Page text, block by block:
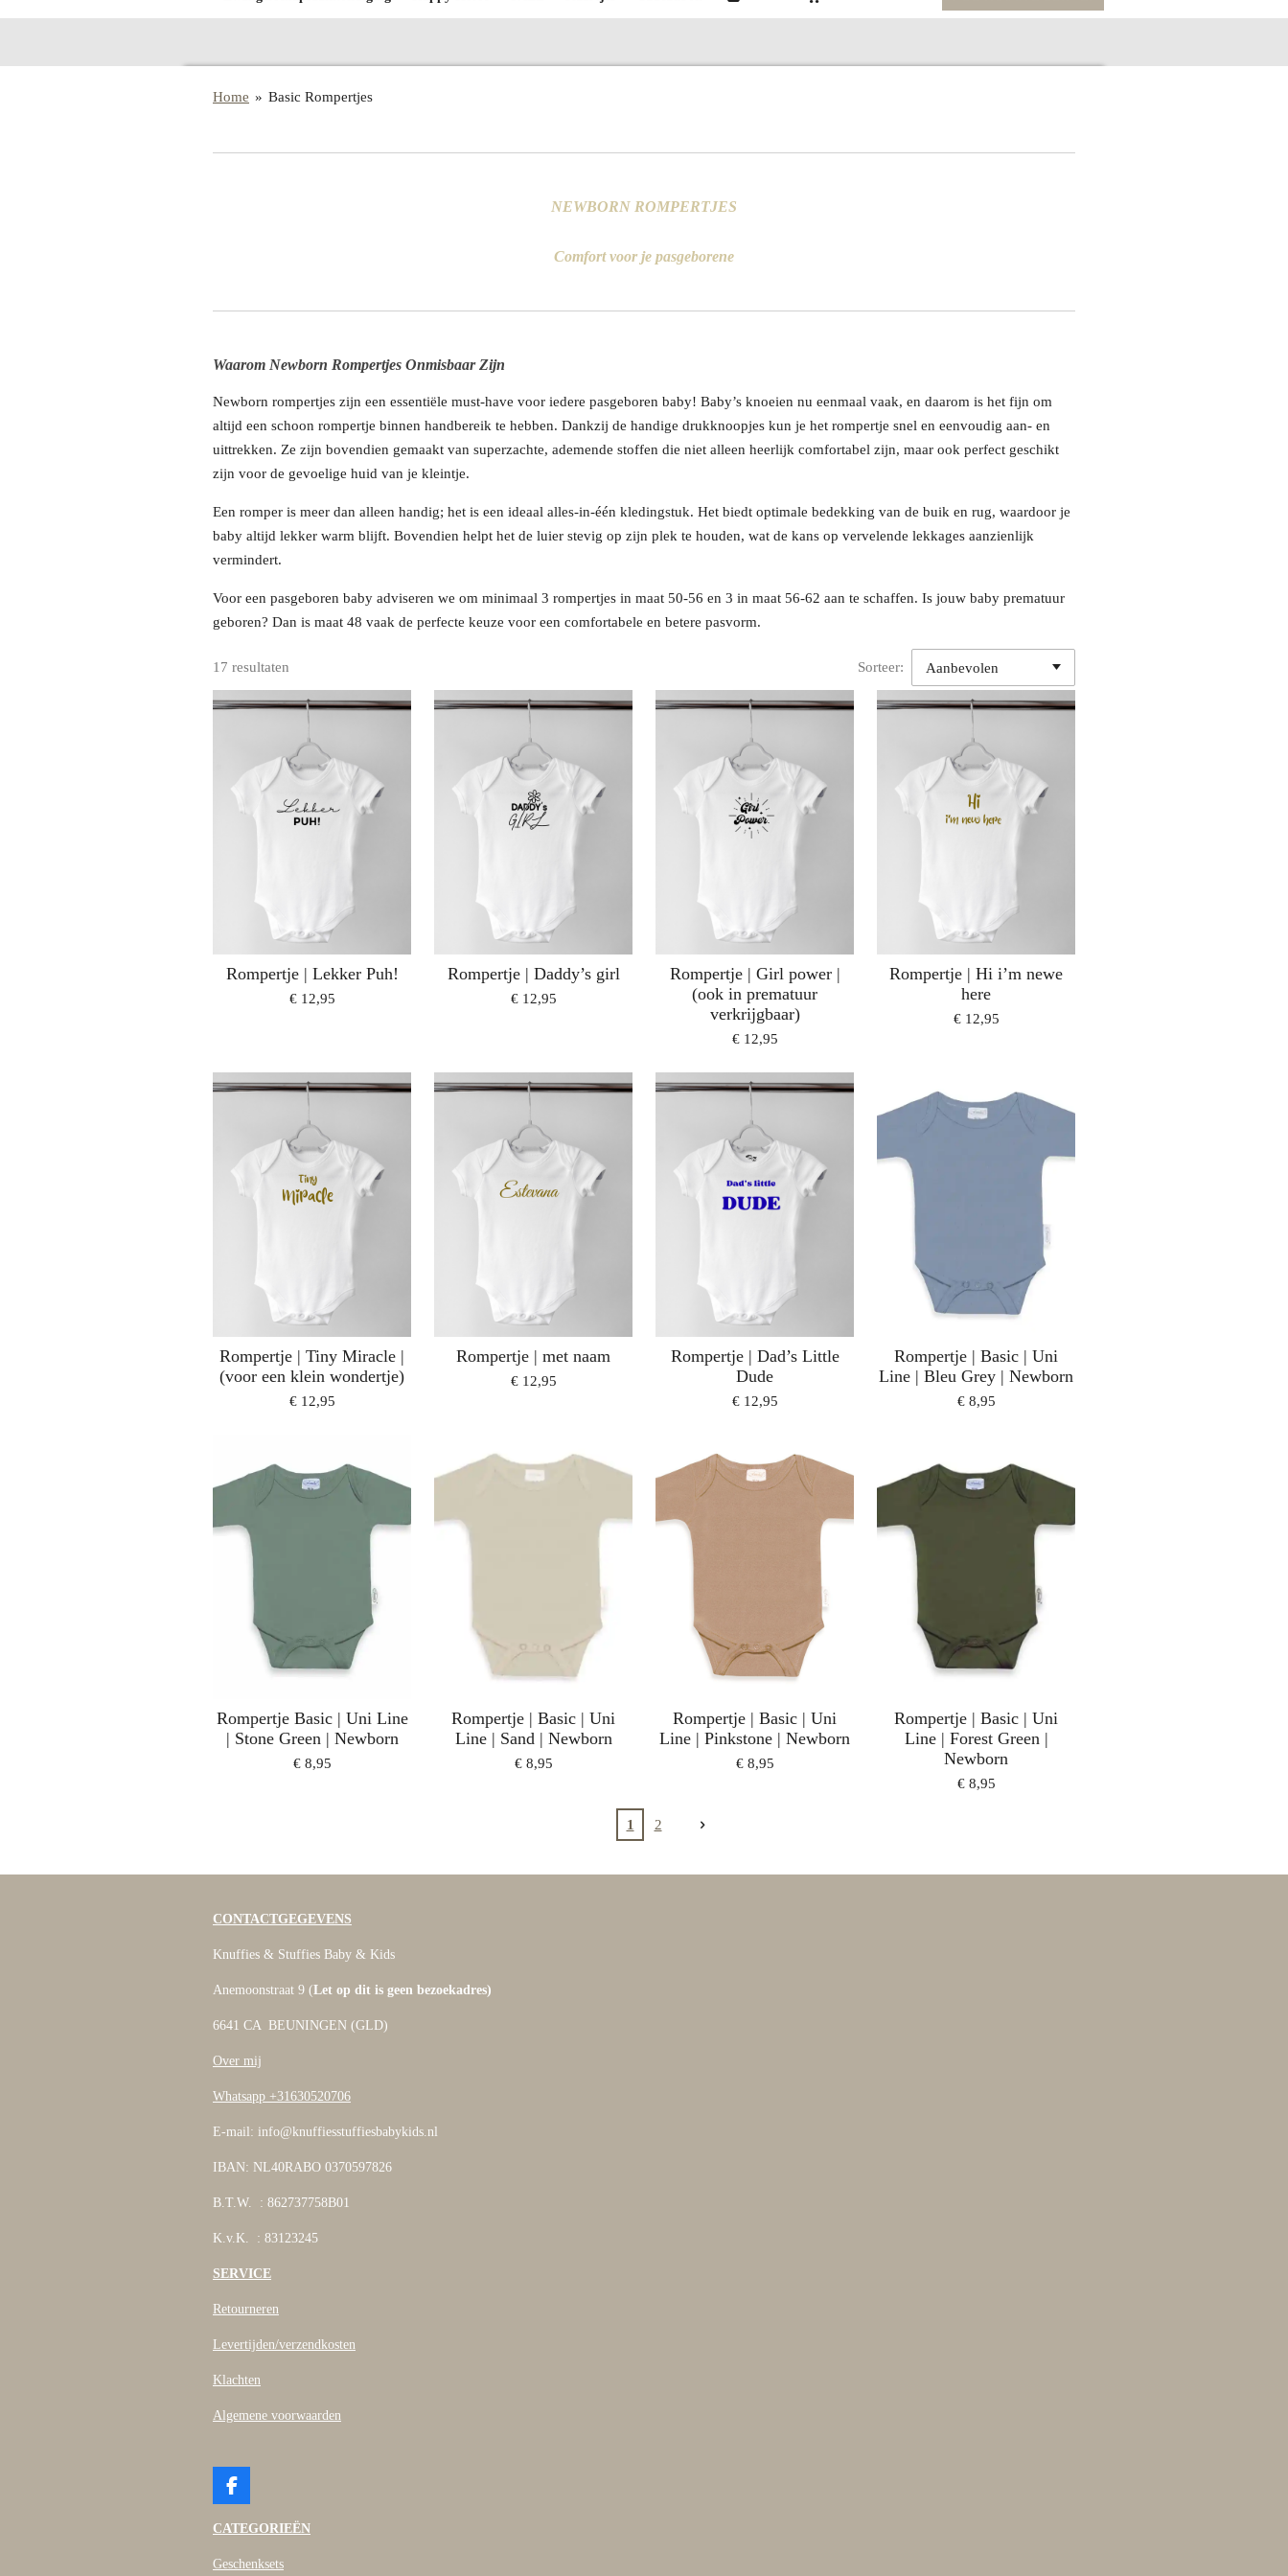
Home » Basic Rompertjes
NEWBORN ROMPERTJES
Comfort voor je pasgeborene
Waarom Newborn Rompertjes Onmisbaar Zijn
Newborn rompertjes zijn een essentiële must-have voor iedere pasgeboren baby! Baby’s knoeien nu eenmaal vaak, en daarom is het fijn om
altijd een schoon rompertje binnen handbereik te hebben. Dankzij de handige drukknoopjes kun je het rompertje snel en eenvoudig aan- en
uittrekken. Ze zijn bovendien gemaakt van superzachte, ademende stoffen die niet alleen heerlijk comfortabel zijn, maar ook perfect geschikt
zijn voor de gevoelige huid van je kleintje.
Een romper is meer dan alleen handig; het is een ideaal alles-in-één kledingstuk. Het biedt optimale bedekking van de buik en rug, waardoor je
baby altijd lekker warm blijft. Bovendien helpt het de luier stevig op zijn plek te houden, wat de kans op vervelende lekkages aanzienlijk
vermindert.
Voor een pasgeboren baby adviseren we om minimaal 3 rompertjes in maat 50-56 en 3 in maat 56-62 aan te schaffen. Is jouw baby prematuur
geboren? Dan is maat 48 vaak de perfecte keuze voor een comfortabele en betere pasvorm.
17 resultaten Sorteer:
Rompertje | Lekker Puh!
€ 12,95
Rompertje | Daddy’s girl
€ 12,95
Rompertje | Girl power |
(ook in prematuur
verkrijgbaar)
€ 12,95
Rompertje | Hi i’m newe
here
€ 12,95
Rompertje | Tiny Miracle |
(voor een klein wondertje)
€ 12,95
Rompertje | met naam
€ 12,95
Rompertje | Dad’s Little
Dude
€ 12,95
Rompertje | Basic | Uni
Line | Bleu Grey | Newborn
€ 8,95
Rompertje Basic | Uni Line
| Stone Green | Newborn
€ 8,95
Rompertje | Basic | Uni
Line | Sand | Newborn
€ 8,95
Rompertje | Basic | Uni
Line | Pinkstone | Newborn
€ 8,95
Rompertje | Basic | Uni
Line | Forest Green |
Newborn
€ 8,95
1 2
CONTACTGEGEVENS
Knuffies & Stuffies Baby & Kids
Anemoonstraat 9 (Let op dit is geen bezoekadres)
6641 CA BEUNINGEN (GLD)
Over mij
Whatsapp +31630520706
E-mail: info@knuffiesstuffiesbabykids.nl
IBAN: NL40RABO 0370597826
B.T.W. : 862737758B01
K.v.K. : 83123245
SERVICE
Retourneren
Levertijden/verzendkosten
Klachten
Algemene voorwaarden
F
c
b
CATEGORIEËN
Geschenksets